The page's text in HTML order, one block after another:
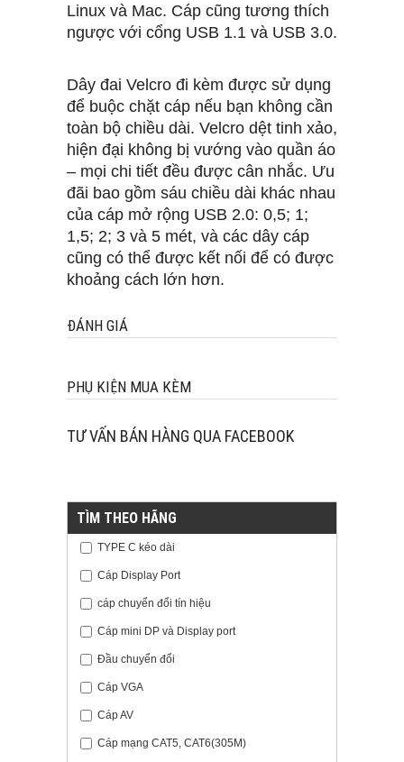
Linux và Mac. Cáp cũng tương thích
ngược với cổng USB 1.1 và USB 3.0.
Dây đai Velcro đi kèm được sử dụng
để buộc chặt cáp nếu bạn không cần
toàn bộ chiều dài. Velcro dệt tinh xảo,
hiện đại không bị vướng vào quần áo
– mọi chi tiết đều được cân nhắc. Ưu
đãi bao gồm sáu chiều dài khác nhau
của cáp mở rộng USB 2.0: 0,5; 1;
1,5; 2; 3 và 5 mét, và các dây cáp
cũng có thể được kết nối để có được
khoảng cách lớn hơn.
ĐÁNH GIÁ
PHỤ KIỆN MUA KÈM
TƯ VẤN BÁN HÀNG QUA FACEBOOK
TÌM THEO HÃNG
TYPE C kéo dài
Cáp Display Port
cáp chuyển đổi tín hiệu
Cáp mini DP và Display port
Đầu chuyển đổi
Cáp VGA
Cáp AV
Cáp mạng CAT5, CAT6(305M)